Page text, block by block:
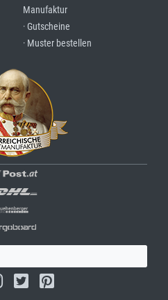
Manufaktur
· Gutscheine
· Muster bestellen